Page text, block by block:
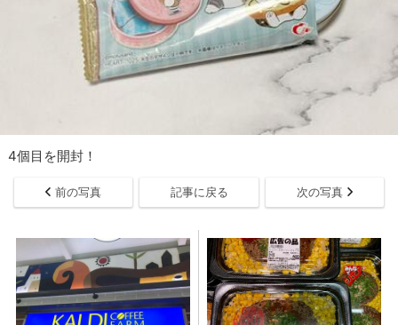
4個目を開封！
前の写真 記事に戻る 次の写真